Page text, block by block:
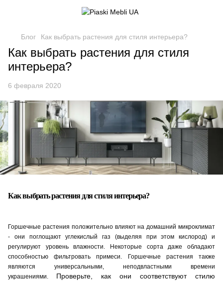
Блог Как выбрать растения для стиля интерьера?
Как выбрать растения для стиля
интерьера?
6 февраля 2020
Как выбрать растения для стиля интерьера?
Горшечные растения положительно влияют на домашний микроклимат
- они поглощают углекислый газ (выделяя при этом кислород) и
регулируют уровень влажности. Некоторые сорта даже обладают
способностью фильтровать примеси. Горшечные растения также
являются универсальными, неподвластными времени
украшениями. Проверьте, как они соответствуют стилю